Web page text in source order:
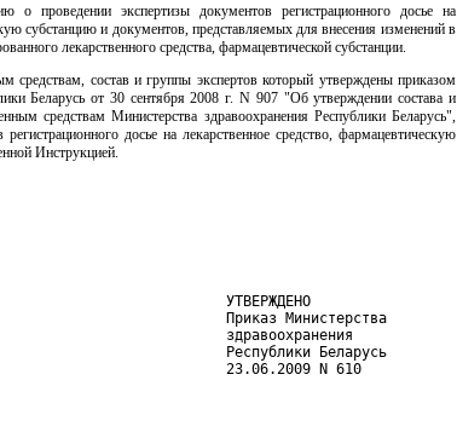
о проведении экспертизы документов регистрационного досье на
субстанцию и документов, представляемых для внесения изменений в
лекарственного средства, фармацевтической субстанции.
средствам, состав и группы экспертов который утверждены приказом
Беларусь от 30 сентября 2008 г. N 907 "Об утверждении состава и
средствам Министерства здравоохранения Республики Беларусь",
досье на лекарственное средство, фармацевтическую
Инструкцией.
УТВЕРЖДЕНО
Приказ Министерства
здравоохранения
Республики Беларусь
23.06.2009 N 610